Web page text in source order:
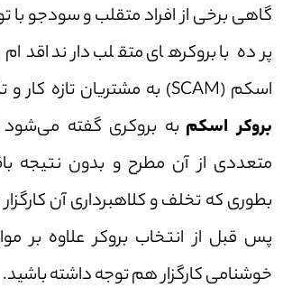
گاهی برخی از افراد متقلب و سودجو با
پرده با بروکر‌های متقلب دارند
اسکم (SCAM) به مشتریان تازه کار و تازه وارد میکنند.
بروکر اسکم به بروکری گفته
متعددی از آن مطرح و بدون نتیجه
بطوری که تخلف و کلاهبرداری آن
پس قبل از انتخاب بروکر علاوه بر
خوشنامی کارگزار هم توجه داشته باشید.